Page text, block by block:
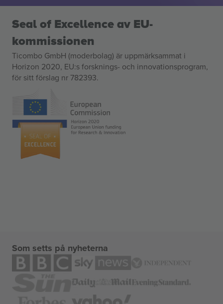
Seal of Excellence av EU-
kommissionen
Ticombo GmbH (moderbolag) är uppmärksammat i
Horizon 2020, EU:s forsknings- och innovationsprogram,
för sitt förslag nr 782393.
Som setts på nyheterna